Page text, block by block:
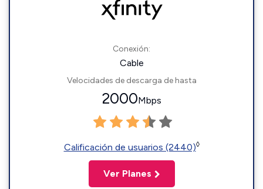
Conexión:
Cable
Velocidades de descarga de hasta
2000Mbps
Calificación de usuarios (2440)◊
Ver Planes